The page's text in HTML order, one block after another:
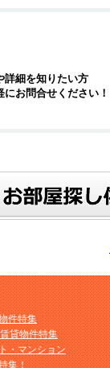
詳細を知りたい方
お問合せください！
件特集
貸物件特集
・マンション
集！